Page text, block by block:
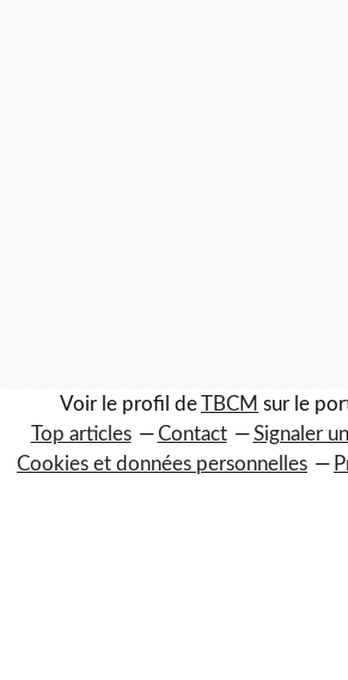
Voir le profil deTBCM sur le
Top articles
Contact Signaler
Cookies et données personnelles